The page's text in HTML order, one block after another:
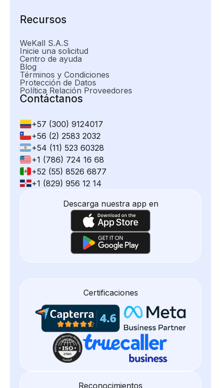
Recursos
WeKall S.A.S
Inicie una solicitud
Centro de ayuda
Blog
Términos y Condiciones
Protección de Datos
Política Relación Proveedores
Contáctanos
+57 (300) 9124017
+56 (2) 2583 2032
+54 (11) 523 60328
+1 (786) 724 16 68
+52 (55) 8526 6877
+1 (829) 956 12 14
Descarga nuestra app en
Certificaciones
Reconocimientos